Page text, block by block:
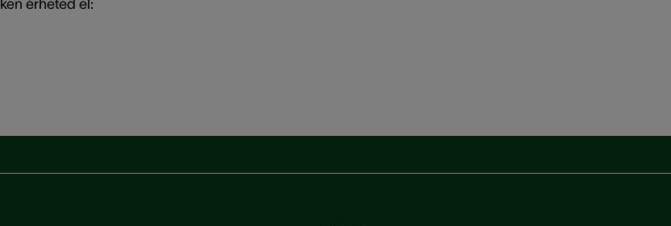
érheted el: